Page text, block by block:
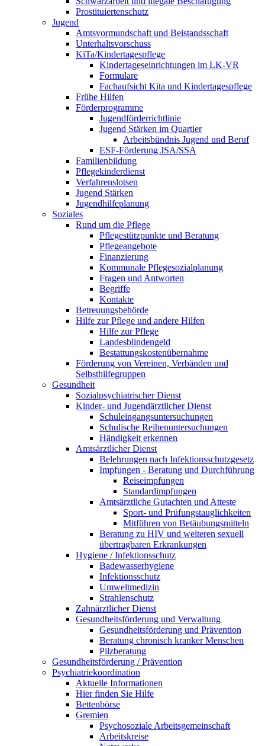
Prostituiertenschutz
Jugend
Amtsvormundschaft und Beistandsschaft
Unterhaltsvorschuss
KiTa/Kindertagespflege
Kindertages­einrichtungen im LK-VR
Formulare
Fachaufsicht Kita und Kindertagespflege
Frühe Hilfen
Förderprogramme
Jugendförderrichtlinie
Jugend Stärken im Quartier
Arbeitsbündnis Jugend und Beruf
ESF-Förderung JSA/SSA
Familienbildung
Pflegekinderdienst
Verfahrenslotsen
Jugend Stärken
Jugendhilfeplanung
Soziales
Rund um die Pflege
Pflegestützpunkte und Beratung
Pflegeangebote
Finanzierung
Kommunale Pflegesozialplanung
Fragen und Antworten
Begriffe
Kontakte
Betreuungsbehörde
Hilfe zur Pflege und andere Hilfen
Hilfe zur Pflege
Landesblindengeld
Bestattungskosten­übernahme
Förderung von Vereinen, Verbänden und
Selbsthilfegruppen
Gesundheit
Sozialpsychiatrischer Dienst
Kinder- und Jugendärztlicher Dienst
Schuleingangsuntersuchungen
Schulische Reihenuntersuchungen
Händigkeit erkennen
Amtsärztlicher Dienst
Belehrungen nach Infektionsschutzgesetz
Impfungen - Beratung und Durchführung
Reiseimpfungen
Standardimpfungen
Amtsärztliche Gutachten und Atteste
Sport- und Prüfungstauglichkeiten
Mitführen von Betäubungsmitteln
Beratung zu HIV und weiteren sexuell
übertragbaren Erkrankungen
Hygiene / Infektionsschutz
Badewasserhygiene
Infektionsschutz
Umweltmedizin
Strahlenschutz
Zahnärztlicher Dienst
Gesundheitsförderung und Verwaltung
Gesundheitsförderung und Prävention
Beratung chronisch kranker Menschen
Pilzberatung
Gesundheits­förderung / Prävention
Psychiatriekoordination
Aktuelle Informationen
Hier finden Sie Hilfe
Bettenbörse
Gremien
Psychosoziale Arbeits­gemeinschaft
Arbeitskreise